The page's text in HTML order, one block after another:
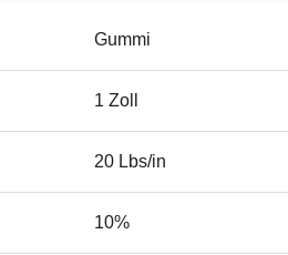
Gummi
1 Zoll
20 Lbs/in
10%